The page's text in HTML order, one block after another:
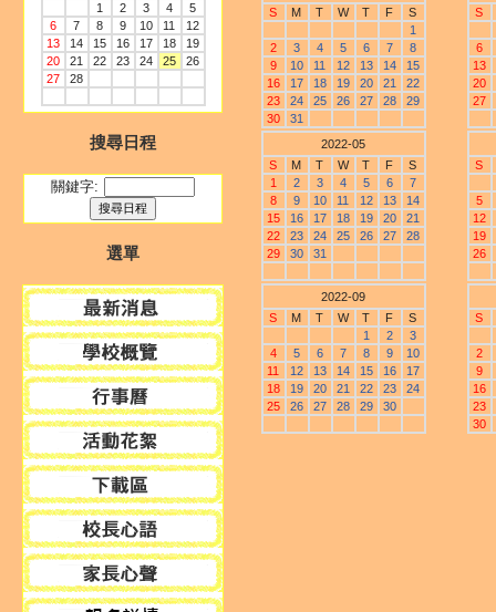
1
2 3 4
5
6
7 8 9 10 11
12
13
14 15 16 17 18
19
20
21 22 23 24 25
26
27
28
搜尋日程
關鍵字:
選單
S
M T W T F
S
1
2
3 4 5 6 7
8
9
10 11 12 13 14
15
16
17 18 19 20 21
22
23
24 25 26 27 28
29
30
31
S
6
13
20
27
2022-05
S
M T W T F
S
1
2 3 4 5 6
7
8
9 10 11 12 13
14
15
16 17 18 19 20
21
22
23 24 25 26 27
28
29
30 31
S
5
12
19
26
2022-09
S
M T W T F
S
1
2
3
4
5 6 7 8 9
10
11
12 13 14 15 16
17
18
19 20 21 22 23
24
25
26 27 28 29 30
S
2
9
16
23
30